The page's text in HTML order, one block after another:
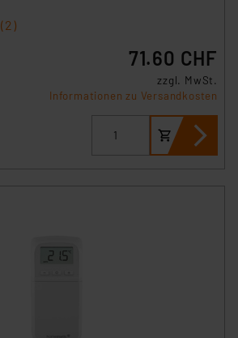
(2)
71.60 CHF
zzgl. MwSt.
Informationen zu Versandkosten